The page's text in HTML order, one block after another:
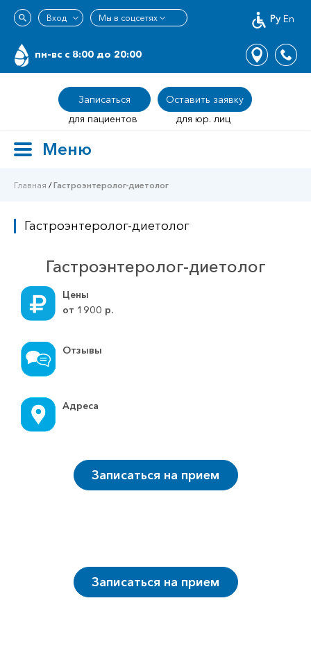
Ру En
пн-вс c 8:00 до 20:00
Записаться
Оставить заявку
для пациентов
для юр. лиц
ToggleМеню
Главная /Гастроэнтеролог-диетолог
Гастроэнтеролог-диетолог
Гастроэнтеролог-диетолог
Цены
от 1900 р.
Отзывы
Адреса
Записаться на прием
Записаться на прием